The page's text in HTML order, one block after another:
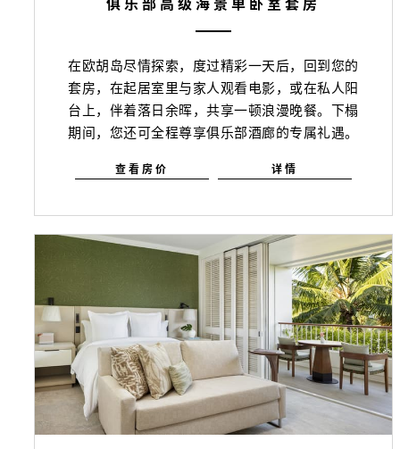
在欧胡岛尽情探索，度过精彩一天后，回到您的
套房，在起居室里与家人观看电影，或在私人阳
台上，伴着落日余晖，共享一顿浪漫晚餐。下榻
期间，您还可全程尊享俱乐部酒廊的专属礼遇。
查看房价 详情